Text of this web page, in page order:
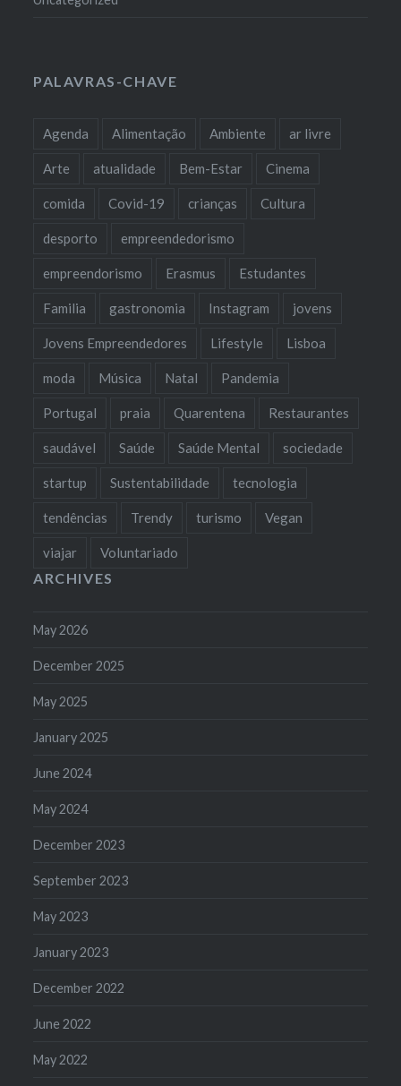
PALAVRAS-CHAVE
Agenda Alimentação Ambiente ar livre
Arte atualidade Bem-Estar Cinema
comida Covid-19 crianças Cultura
desporto empreendedorismo
empreendorismo Erasmus Estudantes
Familia gastronomia Instagram jovens
Jovens Empreendedores Lifestyle Lisboa
moda Música Natal Pandemia
Portugal praia Quarentena Restaurantes
saudável Saúde Saúde Mental sociedade
startup Sustentabilidade tecnologia
tendências Trendy turismo Vegan
viajar Voluntariado
ARCHIVES
May 2026
December 2025
May 2025
January 2025
June 2024
May 2024
December 2023
September 2023
May 2023
January 2023
December 2022
June 2022
May 2022